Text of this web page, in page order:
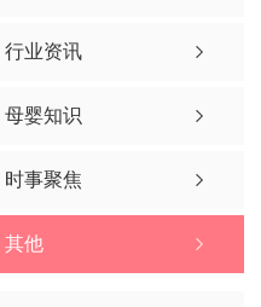
行业资讯
母婴知识
时事聚焦
其他